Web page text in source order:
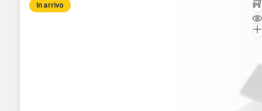
In arrivo